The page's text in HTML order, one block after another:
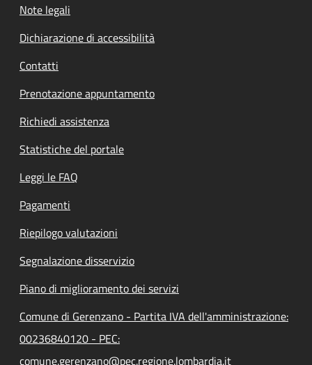
Note legali
Dichiarazione di accessibilità
Contatti
Prenotazione appuntamento
Richiedi assistenza
Statistiche del portale
Leggi le FAQ
Pagamenti
Riepilogo valutazioni
Segnalazione disservizio
Piano di miglioramento dei servizi
Comune di Gerenzano - Partita IVA dell'amministrazione:
00236840120 - PEC:
comune.gerenzano@pec.regione.lombardia.it